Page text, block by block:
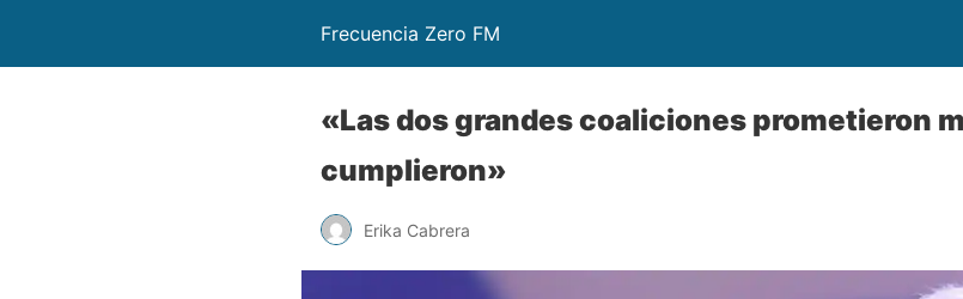
Frecuencia Zero FM
«Las dos grandes coaliciones prometieron
cumplieron»
Erika Cabrera